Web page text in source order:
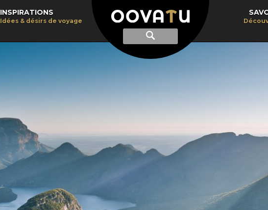
Afficher
recherche
Recherche
INSPIRATIONS
Idées & désirs de voyage